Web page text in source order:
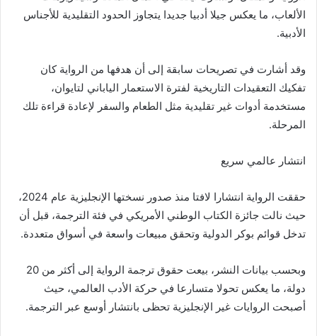
الألعاب، ما يعكس جيلا أدبيا جديدا يتجاوز الحدود التقليدية للأجناس
الأدبية.
وقد أشارت في تصريحات سابقة إلى أن هدفها من الرواية كان
تفكيك التعقيدات التاريخية لفترة الاستعمار الياباني لتايوان،
مستخدمة أدوات غير تقليدية مثل الطعام والسفر لإعادة قراءة تلك
المرحلة.
انتشار عالمي سريع
حققت الرواية انتشارا لافتا منذ صدور نسختها الإنجليزية عام 2024،
حيث نالت جائزة الكتاب الوطني الأمريكي في فئة الترجمة، قبل أن
تدخل قوائم بوكر الدولية وتحقق مبيعات واسعة في أسواق متعددة.
وبحسب بيانات النشر، بيعت حقوق ترجمة الرواية إلى أكثر من 20
دولة، ما يعكس تحولا متسارعا في حركة الأدب العالمي، حيث
أصبحت الروايات غير الإنجليزية تحظى بانتشار أوسع عبر الترجمة.